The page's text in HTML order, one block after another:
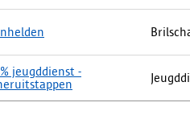
jeugddienst -